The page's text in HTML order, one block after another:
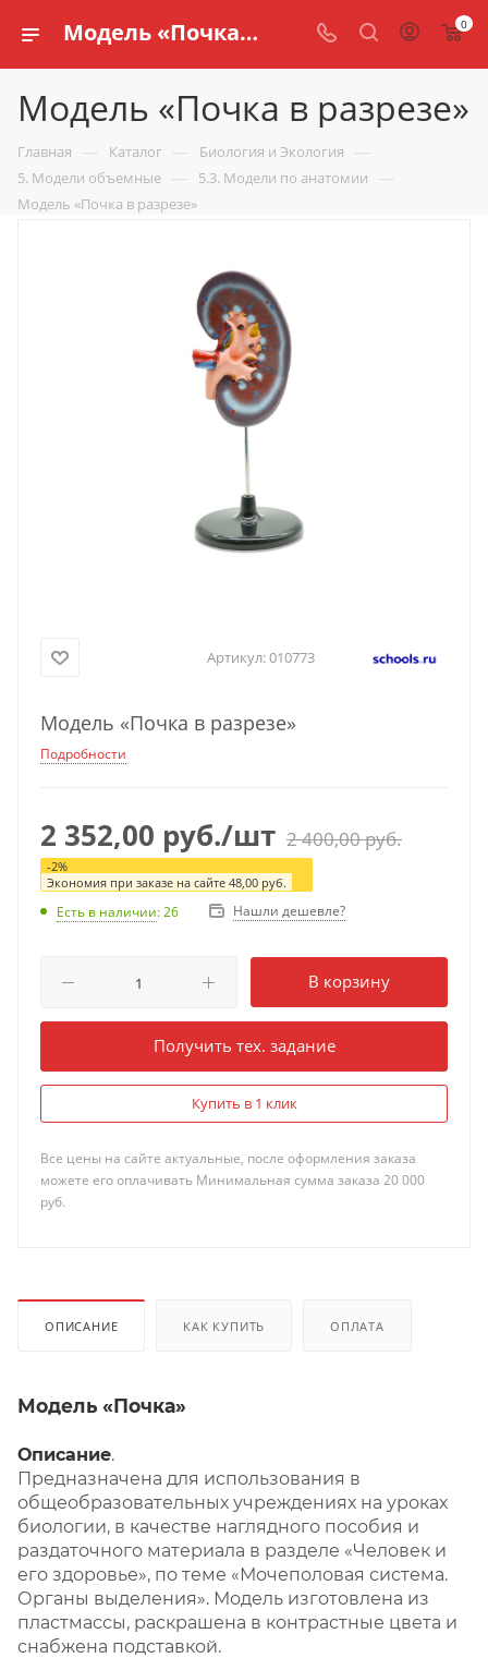
Модель «Почка в разрезе» купить по доступной цене в интернет магазине schools.ru 0
Модель «Почка в разрезе»
Главная — Каталог — Биология и Экология —
5. Модели объемные — 5.3. Модели по анатомии —
Модель «Почка в разрезе»
Артикул:010773
Модель «Почка в разрезе»
Подробности
2 352,00 руб./шт 2 400,00руб.
-2%
Экономия при заказе на сайте 48,00 руб.
Есть в наличии: 26 Нашли дешевле?
В корзину
Получить тех. задание
Купить в 1 клик
Все цены на сайте актуальные, после оформления заказа
можете его оплачивать Минимальная сумма заказа 20 000
руб.
ОПИСАНИЕ КАК КУПИТЬ ОПЛАТА
Модель «Почка»
Описание.
Предназначена для использования в
общеобразовательных учреждениях на уроках
биологии, в качестве наглядного пособия и
раздаточного материала в разделе «Человек и
его здоровье», по теме «Мочеполовая система.
Органы выделения». Модель изготовлена из
пластмассы, раскрашена в контрастные цвета и
снабжена подставкой.